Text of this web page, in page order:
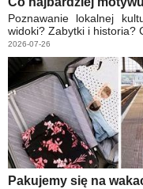
Poznawanie lokalnej
widoki? Zabytki i historia?
2026-07-26
Pakujemy się na